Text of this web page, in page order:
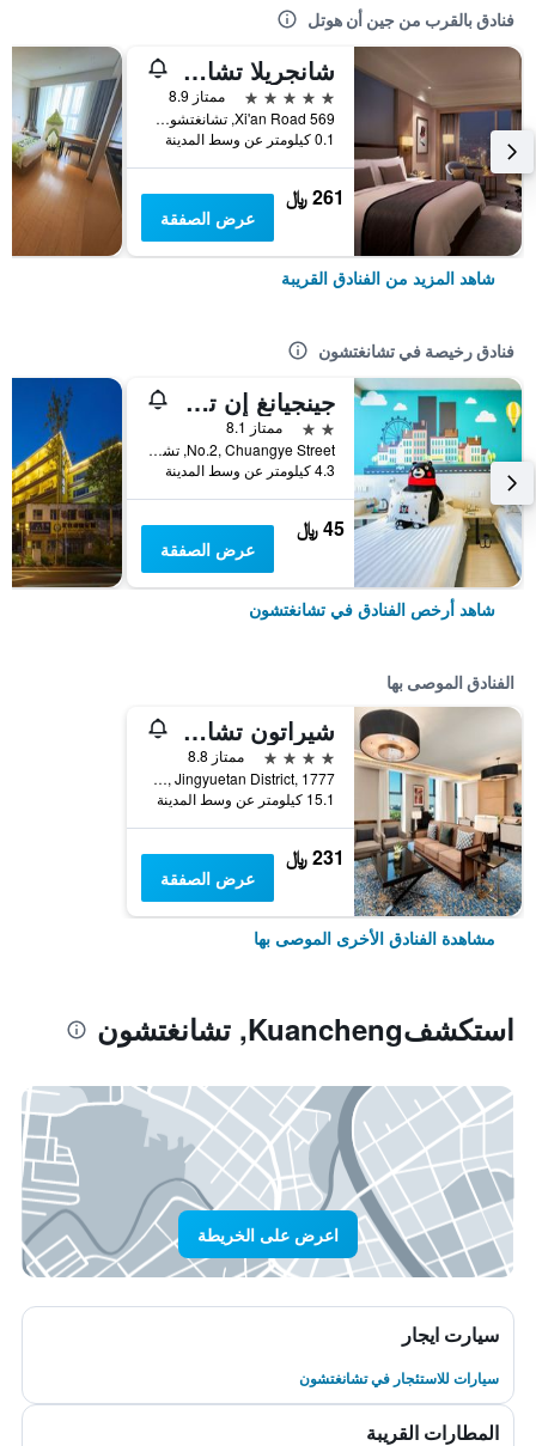
فنادق بالقرب من جين أن هوتل
شانجريلا تشانج تشون
5 نجوم
ممتاز 8.9
569 Xi'an Road, تشانغتشون, الصين
0.1 كيلومتر عن وسط المدينة
261 ﷼
عرض الصفقة
شاهد المزيد من الفنادق القريبة
فنادق رخيصة في تشانغتشون
جينجيانغ إن تشانغتشون أوتو تريد سيتي
2 نجمتين
ممتاز 8.1
No.2, Chuangye Street, تشانغتشون, الصين
4.3 كيلومتر عن وسط المدينة
45 ﷼
عرض الصفقة
شاهد أرخص الفنادق في تشانغتشون
الفنادق الموصى بها
شيراتون تشانجتشون جينجواتن هوتل
4 نجوم
ممتاز 8.8
Yongshun Road, Jingyuetan District, 1777, تشانغتشون, الصين
15.1 كيلومتر عن وسط المدينة
231 ﷼
عرض الصفقة
مشاهدة الفنادق الأخرى الموصى بها
استكشفKuancheng, تشانغتشون
اعرض على الخريطة
سيارت ايجار
سيارات للاستئجار في تشانغتشون
المطارات القريبة